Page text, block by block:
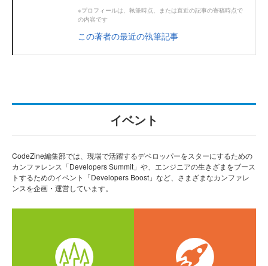
※プロフィールは、執筆時点、または直近の記事の寄稿時点で
の内容です
この著者の最近の執筆記事
イベント
CodeZine編集部では、現場で活躍するデベロッパーをスターにするための
カンファレンス「Developers Summit」や、エンジニアの生きざまをブース
トするためのイベント「Developers Boost」など、さまざまなカンファレ
ンスを企画・運営しています。